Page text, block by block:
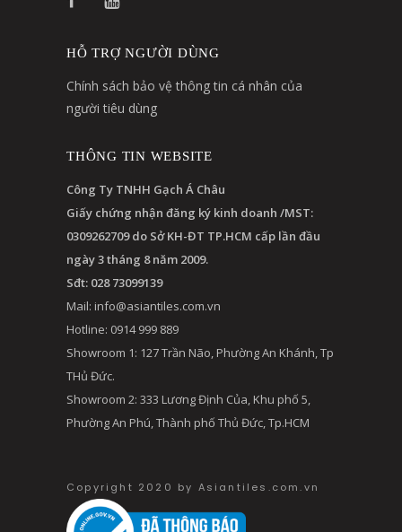
HỖ TRỢ NGƯỜI DÙNG
Chính sách bảo vệ thông tin cá nhân của
người tiêu dùng
THÔNG TIN WEBSITE
Công Ty TNHH Gạch Á Châu
Giấy chứng nhận đăng ký kinh doanh /MST:
0309262709 do Sở KH-ĐT TP.HCM cấp lần đầu
ngày 3 tháng 8 năm 2009.
Sđt: 028 73099139
Mail: info@asiantiles.com.vn
Hotline: 0914 999 889
Showroom 1: 127 Trần Não, Phường An Khánh, Tp
THủ Đức.
Showroom 2: 333 Lương Định Của, Khu phố 5,
Phường An Phú, Thành phố Thủ Đức, Tp.HCM
Copyright 2020 by Asiantiles.com.vn